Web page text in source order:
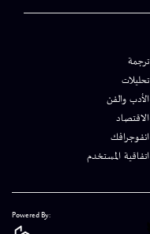
ترجمة
تحليلات
الأدب والفن
الاقتصاد
انفوجرافك
اتفاقية المستخدم
Powered By: